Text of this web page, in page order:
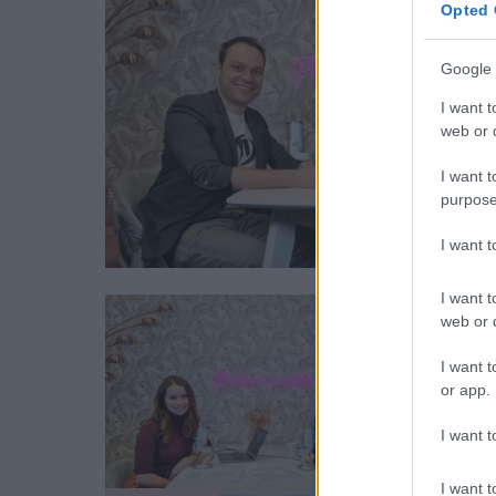
Opted
Google
I want
web or
I want
I want
I want
web or
I want
or app.
I want
I want